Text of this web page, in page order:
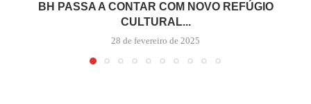
BH PASSA A CONTAR COM NOVO REFÚGIO
CULTURAL...
28 de fevereiro de 2025